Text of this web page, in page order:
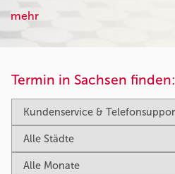
mehr
Termin in Sachsen finden: